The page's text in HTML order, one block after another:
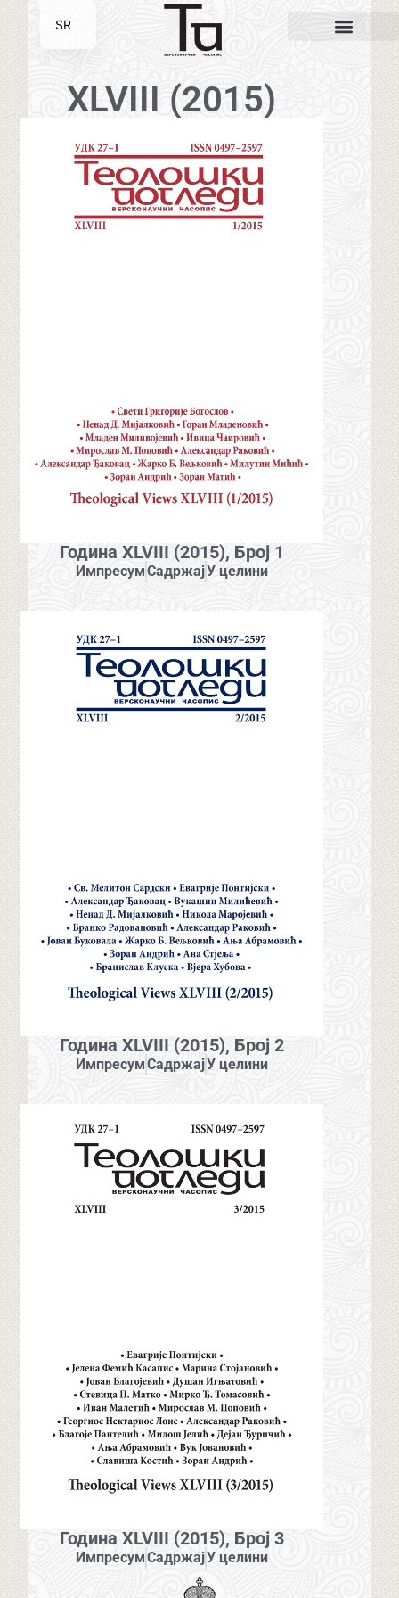
XLVIII (2015)
Година XLVIII (2015), Број 1
ИмпресумСадржајУ целини
Година XLVIII (2015), Број 2
ИмпресумСадржајУ целини
Година XLVIII (2015), Број 3
ИмпресумСадржајУ целини
SR
EN